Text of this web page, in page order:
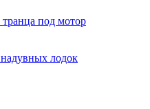
под мотор
лодок